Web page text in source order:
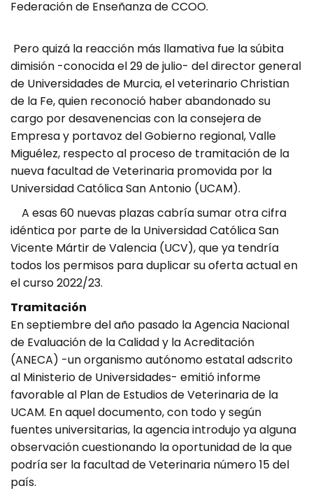
Federación de Enseñanza de CCOO.
Pero quizá la reacción más llamativa fue la súbita
dimisión -conocida el 29 de julio- del director general
de Universidades de Murcia, el veterinario Christian
de la Fe, quien reconoció haber abandonado su
cargo por desavenencias con la consejera de
Empresa y portavoz del Gobierno regional, Valle
Miguélez, respecto al proceso de tramitación de la
nueva facultad de Veterinaria promovida por la
Universidad Católica San Antonio (UCAM).
A esas 60 nuevas plazas cabría sumar otra cifra
idéntica por parte de la Universidad Católica San
Vicente Mártir de Valencia (UCV), que ya tendría
todos los permisos para duplicar su oferta actual en
el curso 2022/23.
Tramitación
En septiembre del año pasado la Agencia Nacional
de Evaluación de la Calidad y la Acreditación
(ANECA) -un organismo autónomo estatal adscrito
al Ministerio de Universidades- emitió informe
favorable al Plan de Estudios de Veterinaria de la
UCAM. En aquel documento, con todo y según
fuentes universitarias, la agencia introdujo ya alguna
observación cuestionando la oportunidad de la que
podría ser la facultad de Veterinaria número 15 del
país.